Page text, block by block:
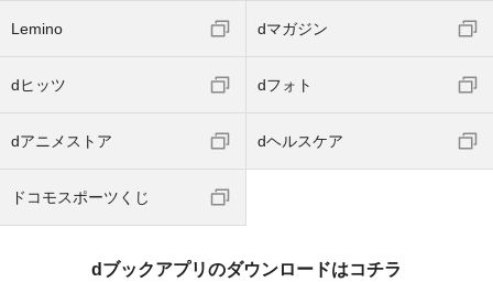
Lemino dマガジン
dヒッツ dフォト
dアニメストア dヘルスケア
ドコモスポーツくじ
dブックアプリのダウンロードはコチラ